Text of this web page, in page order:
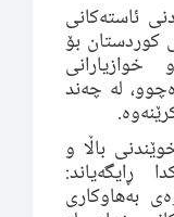
ئاستەکانى
کوردستان بۆ
له‌ چه‌ند
باڵا و
ڕایگەیاند:
بەهاوکارى